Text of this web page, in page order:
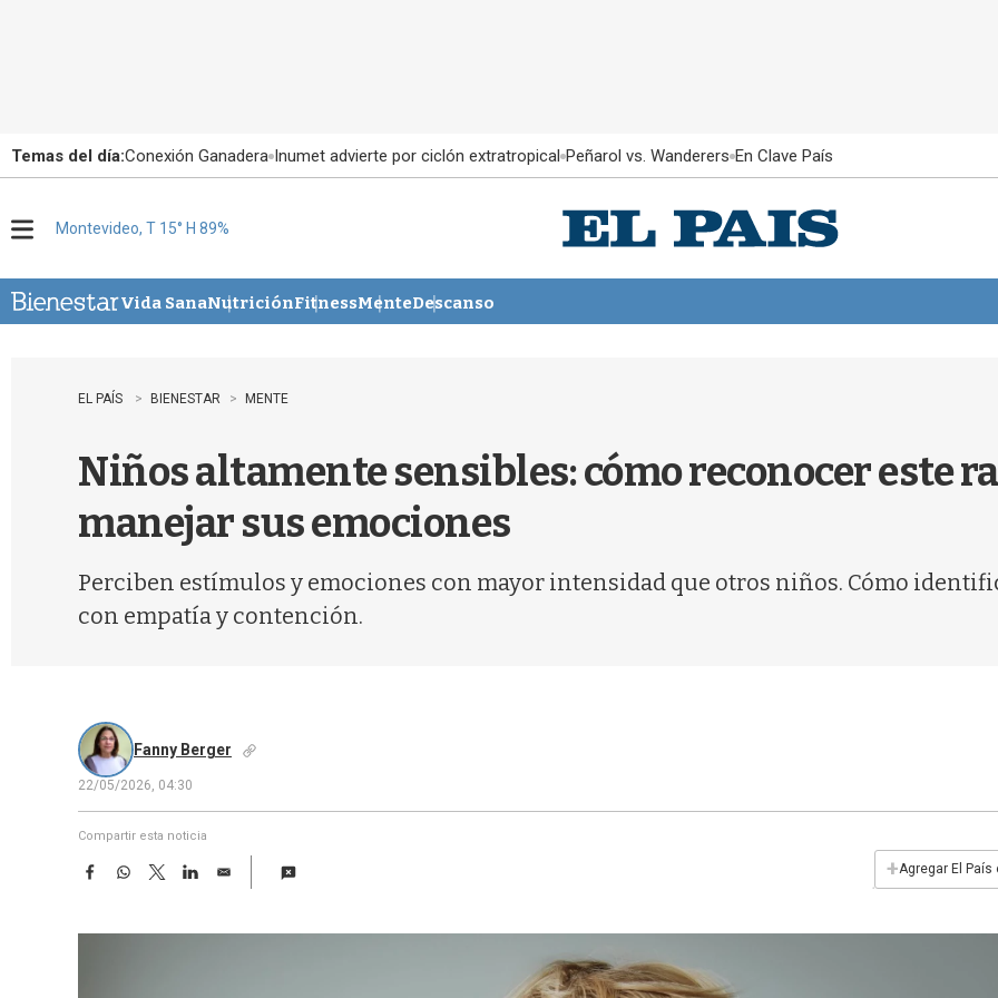
Temas del día:Conexión Ganadera Inumet advierte por ciclón extratropical Peñarol vs. Wanderers En Clave País
u
Montevideo, T 15° H 89%
Vida SanaNutriciónFitnessMenteDescanso
EL PAÍS BIENESTAR MENTE
Niños altamente sensibles: cómo reconocer este
manejar sus emociones
Perciben estímulos y emociones con mayor intensidad que otros niños. Cómo
con empatía y contención.
Fanny Berger
22/05/2026, 04:30
Compartir esta noticia
F
e
W
t
T
w
t
L
k
E
i
+Agregar El País